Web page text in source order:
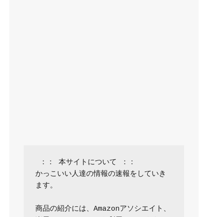
かっこいい人達の情報の速報をしていき
ます。
商品の紹介には、Amazonアソシエイト、